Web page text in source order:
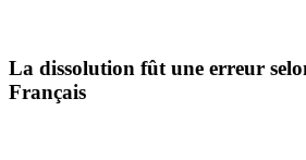
La dissolution fût une erreur
Français